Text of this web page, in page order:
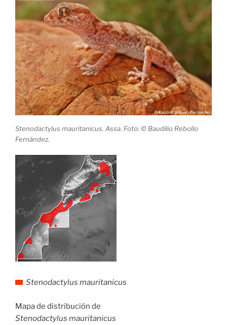
Stenodactylus mauritanicus. Assa. Foto: © Baudilio Rebollo
Fernández.
Stenodactylus mauritanicus
Mapa de distribución de
Stenodactylus mauritanicus